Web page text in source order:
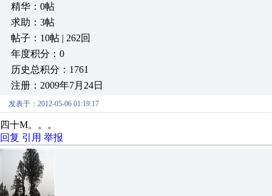
精华：0帖
求助：3帖
帖子：10帖 | 262回
年度积分：0
历史总积分：1761
注册：2009年7月24日
发表于：2012-05-06 01:19:17
四十M。。。
回复 引用 举报